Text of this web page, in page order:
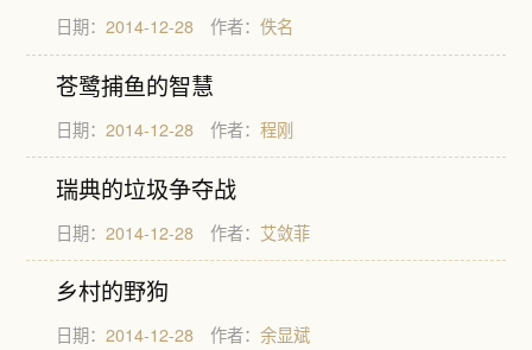
日期：2014-12-28 作者：佚名
苍鹭捕鱼的智慧
日期：2014-12-28 作者：程刚
瑞典的垃圾争夺战
日期：2014-12-28 作者： 艾敛菲
乡村的野狗
日期：2014-12-28 作者：余显斌